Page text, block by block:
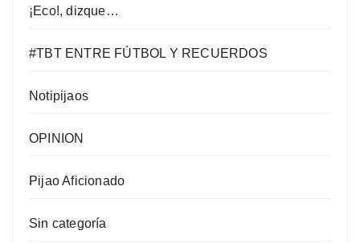
¡Eco!, dizque…
#TBT ENTRE FÚTBOL Y RECUERDOS
Notipijaos
OPINION
Pijao Aficionado
Sin categoría